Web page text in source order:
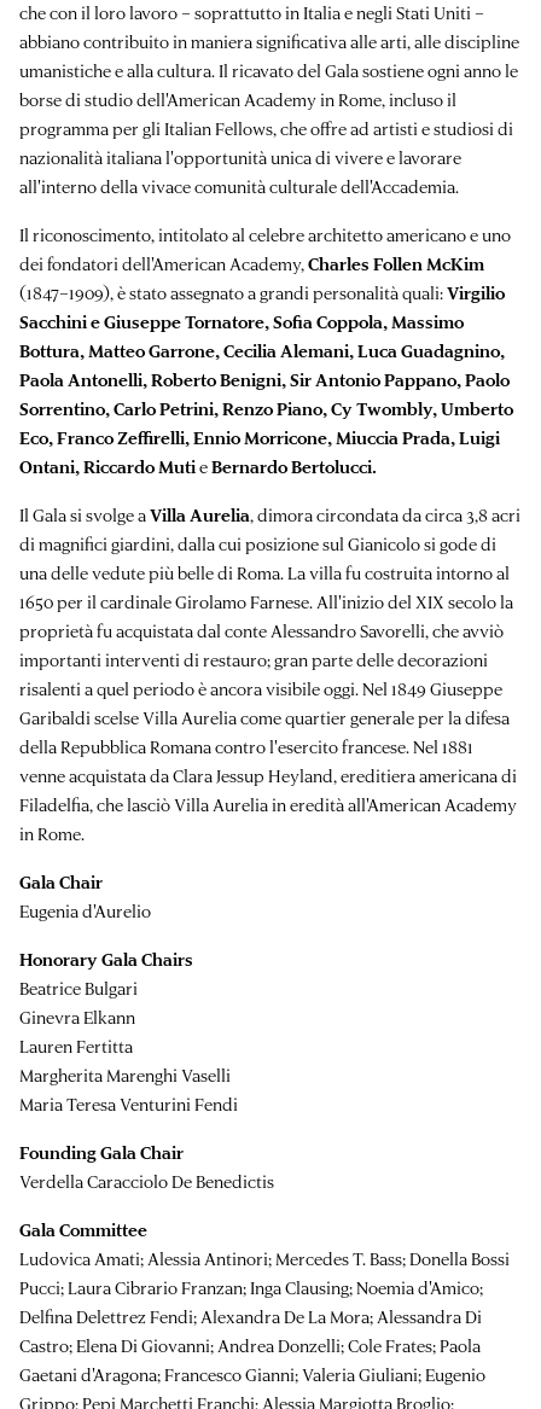
che con il loro lavoro – soprattutto in Italia e negli Stati Uniti –
abbiano contribuito in maniera significativa alle arti, alle discipline
umanistiche e alla cultura. Il ricavato del Gala sostiene ogni anno le
borse di studio dell'American Academy in Rome, incluso il
programma per gli Italian Fellows, che offre ad artisti e studiosi di
nazionalità italiana l'opportunità unica di vivere e lavorare
all'interno della vivace comunità culturale dell'Accademia.
Il riconoscimento, intitolato al celebre architetto americano e uno
dei fondatori dell'American Academy,Charles Follen McKim
(1847–1909), è stato assegnato a grandi personalità quali:Virgilio
Sacchini e Giuseppe Tornatore, Sofia Coppola, Massimo
Bottura, Matteo Garrone, Cecilia Alemani, Luca Guadagnino,
Paola Antonelli, Roberto Benigni, Sir Antonio Pappano, Paolo
Sorrentino, Carlo Petrini, Renzo Piano, Cy Twombly, Umberto
Eco, Franco Zeffirelli, Ennio Morricone, Miuccia Prada, Luigi
Ontani, Riccardo MutieBernardo Bertolucci.
Il Gala si svolge aVilla Aurelia, dimora circondata da circa 3,8 acri
di magnifici giardini, dalla cui posizione sul Gianicolo si gode di
una delle vedute più belle di Roma. La villa fu costruita intorno al
1650 per il cardinale Girolamo Farnese. All'inizio del XIX secolo la
proprietà fu acquistata dal conte Alessandro Savorelli, che avviò
importanti interventi di restauro; gran parte delle decorazioni
risalenti a quel periodo è ancora visibile oggi. Nel 1849 Giuseppe
Garibaldi scelse Villa Aurelia come quartier generale per la difesa
della Repubblica Romana contro l'esercito francese. Nel 1881
venne acquistata da Clara Jessup Heyland, ereditiera americana di
Filadelfia, che lasciò Villa Aurelia in eredità all'American Academy
in Rome.
Gala Chair
Eugenia d'Aurelio
Honorary Gala Chairs
Beatrice Bulgari
Ginevra Elkann
Lauren Fertitta
Margherita Marenghi Vaselli
Maria Teresa Venturini Fendi
Founding Gala Chair
Verdella Caracciolo De Benedictis
Gala Committee
Ludovica Amati; Alessia Antinori; Mercedes T. Bass; Donella Bossi
Pucci; Laura Cibrario Franzan; Inga Clausing; Noemia d'Amico;
Delfina Delettrez Fendi; Alexandra De La Mora; Alessandra Di
Castro; Elena Di Giovanni; Andrea Donzelli; Cole Frates; Paola
Gaetani d'Aragona; Francesco Gianni; Valeria Giuliani; Eugenio
Grippo; Pepi Marchetti Franchi; Alessia Margiotta Broglio;